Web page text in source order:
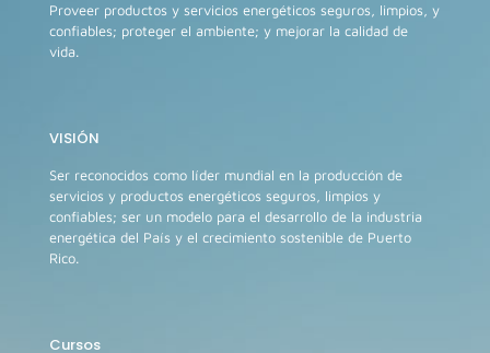
Proveer productos y servicios energéticos seguros, limpios, y
confiables; proteger el ambiente; y mejorar la calidad de
vida.
VISIÓN
Ser reconocidos como líder mundial en la producción de
servicios y productos energéticos seguros, limpios y
confiables; ser un modelo para el desarrollo de la industria
energética del País y el crecimiento sostenible de Puerto
Rico.
Cursos